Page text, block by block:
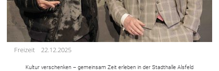
Freizeit 22.12.2025
Kultur verschenken – gemeinsam Zeit erleben in der Stadthalle Alsfeld